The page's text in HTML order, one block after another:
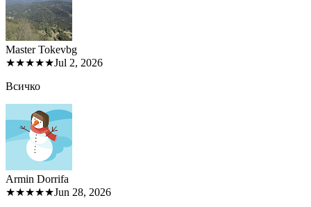
Master Tokevbg
★★★★★Jul 2, 2026
Всичко
Armin Dorrifa
★★★★★Jun 28, 2026